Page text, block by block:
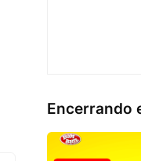
Encerrando